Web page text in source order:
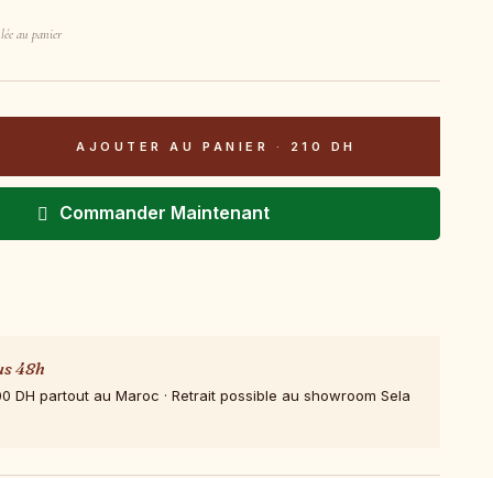
au panier
AJOUTER AU PANIER · 210 DH
Commander Maintenant
48h
DH partout au Maroc · Retrait possible au showroom Sela